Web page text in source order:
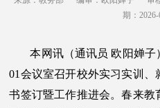
期：2026-
本网讯（通讯员 欧阳婵子
01会议室召开校外实习实训
书签订暨工作推进会。春来